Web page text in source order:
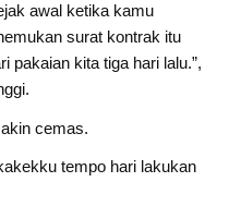
awal ketika kamu
surat kontrak itu
pakaian kita tiga hari lalu.”,
cemas.
tempo hari lakukan